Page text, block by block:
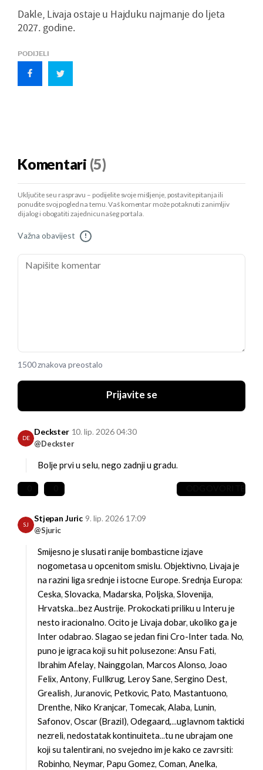
Dakle, Livaja ostaje u Hajduku najmanje do ljeta
2027. godine.
PODIJELI
Komentari (5)
Uključite se u raspravu – podijelite svoje mišljenje, postavite pitanja ili
ponudite svoj pogled na temu. Vaš komentar može potaknuti zanimljiv
dijalog i obogatiti zajednicu našeg portala.
Važna obavijest !
1500 znakova preostalo
Prijavite se
DE
Deckster
@Deckster
10. lip. 2026 04:30
Bolje prvi u selu, nego zadnji u gradu.
SJ
Stjepan Juric
@Sjuric
9. lip. 2026 17:09
Smijesno je slusati ranije bombasticne izjave
nogometasa u opcenitom smislu. Objektivno, Livaja je
na razini liga srednje i istocne Europe. Srednja Europa:
Ceska, Slovacka, Madarska, Poljska, Slovenija,
Hrvatska...bez Austrije. Prokockati priliku u Interu je
nesto iracionalno. Ocito je Livaja dobar, ukoliko ga je
Inter odabrao. Slagao se jedan fini Cro-Inter tada. No,
puno je igraca koji su hit polusezone: Ansu Fati,
Ibrahim Afelay, Nainggolan, Marcos Alonso, Joao
Felix, Antony, Fullkrug, Leroy Sane, Sergino Dest,
Grealish, Juranovic, Petkovic, Pato, Mastantuono,
Drenthe, Niko Kranjcar, Tomecak, Alaba, Lunin,
Safonov, Oscar (Brazil), Odegaard,....uglavnom takticki
nezreli, nedostatak kontinuiteta...tu ne ubrajam one
koji su talentirani, no svejedno im je kako ce zavrsiti:
Robinho, Neymar, Papu Gomez, Coman, Anelka,